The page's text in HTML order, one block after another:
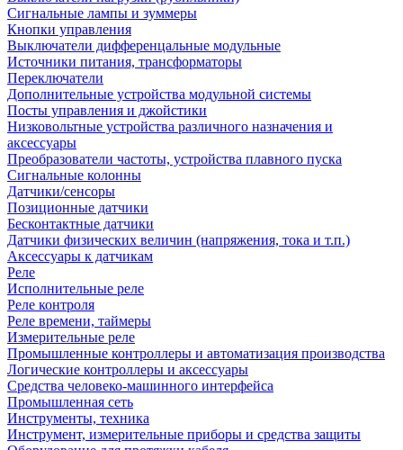
Сигнальные лампы и зуммеры
Кнопки управления
Выключатели дифференцальные модульные
Источники питания, трансформаторы
Переключатели
Дополнительные устройства модульной системы
Посты управления и джойстики
Низковольтные устройства различного назначения и
аксессуары
Преобразователи частоты, устройства плавного пуска
Сигнальные колонны
Датчики/сенсоры
Позиционные датчики
Бесконтактные датчики
Датчики физических величин (напряжения, тока и т.п.)
Аксессуары к датчикам
Реле
Исполнительные реле
Реле контроля
Реле времени, таймеры
Измерительные реле
Промышленные контроллеры и автоматизация производства
Логические контроллеры и аксессуары
Средства человеко-машинного интерфейса
Промышленная сеть
Инструменты, техника
Инструмент, измерительные приборы и средства защиты